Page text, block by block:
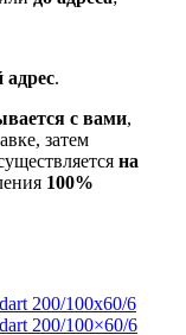
.
с вами,
затем
на
100%